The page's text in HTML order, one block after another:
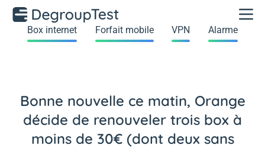
Box internet Forfait mobile VPN Alarme
Bonne nouvelle ce matin, Orange
décide de renouveler trois box à
moins de 30€ (dont deux sans